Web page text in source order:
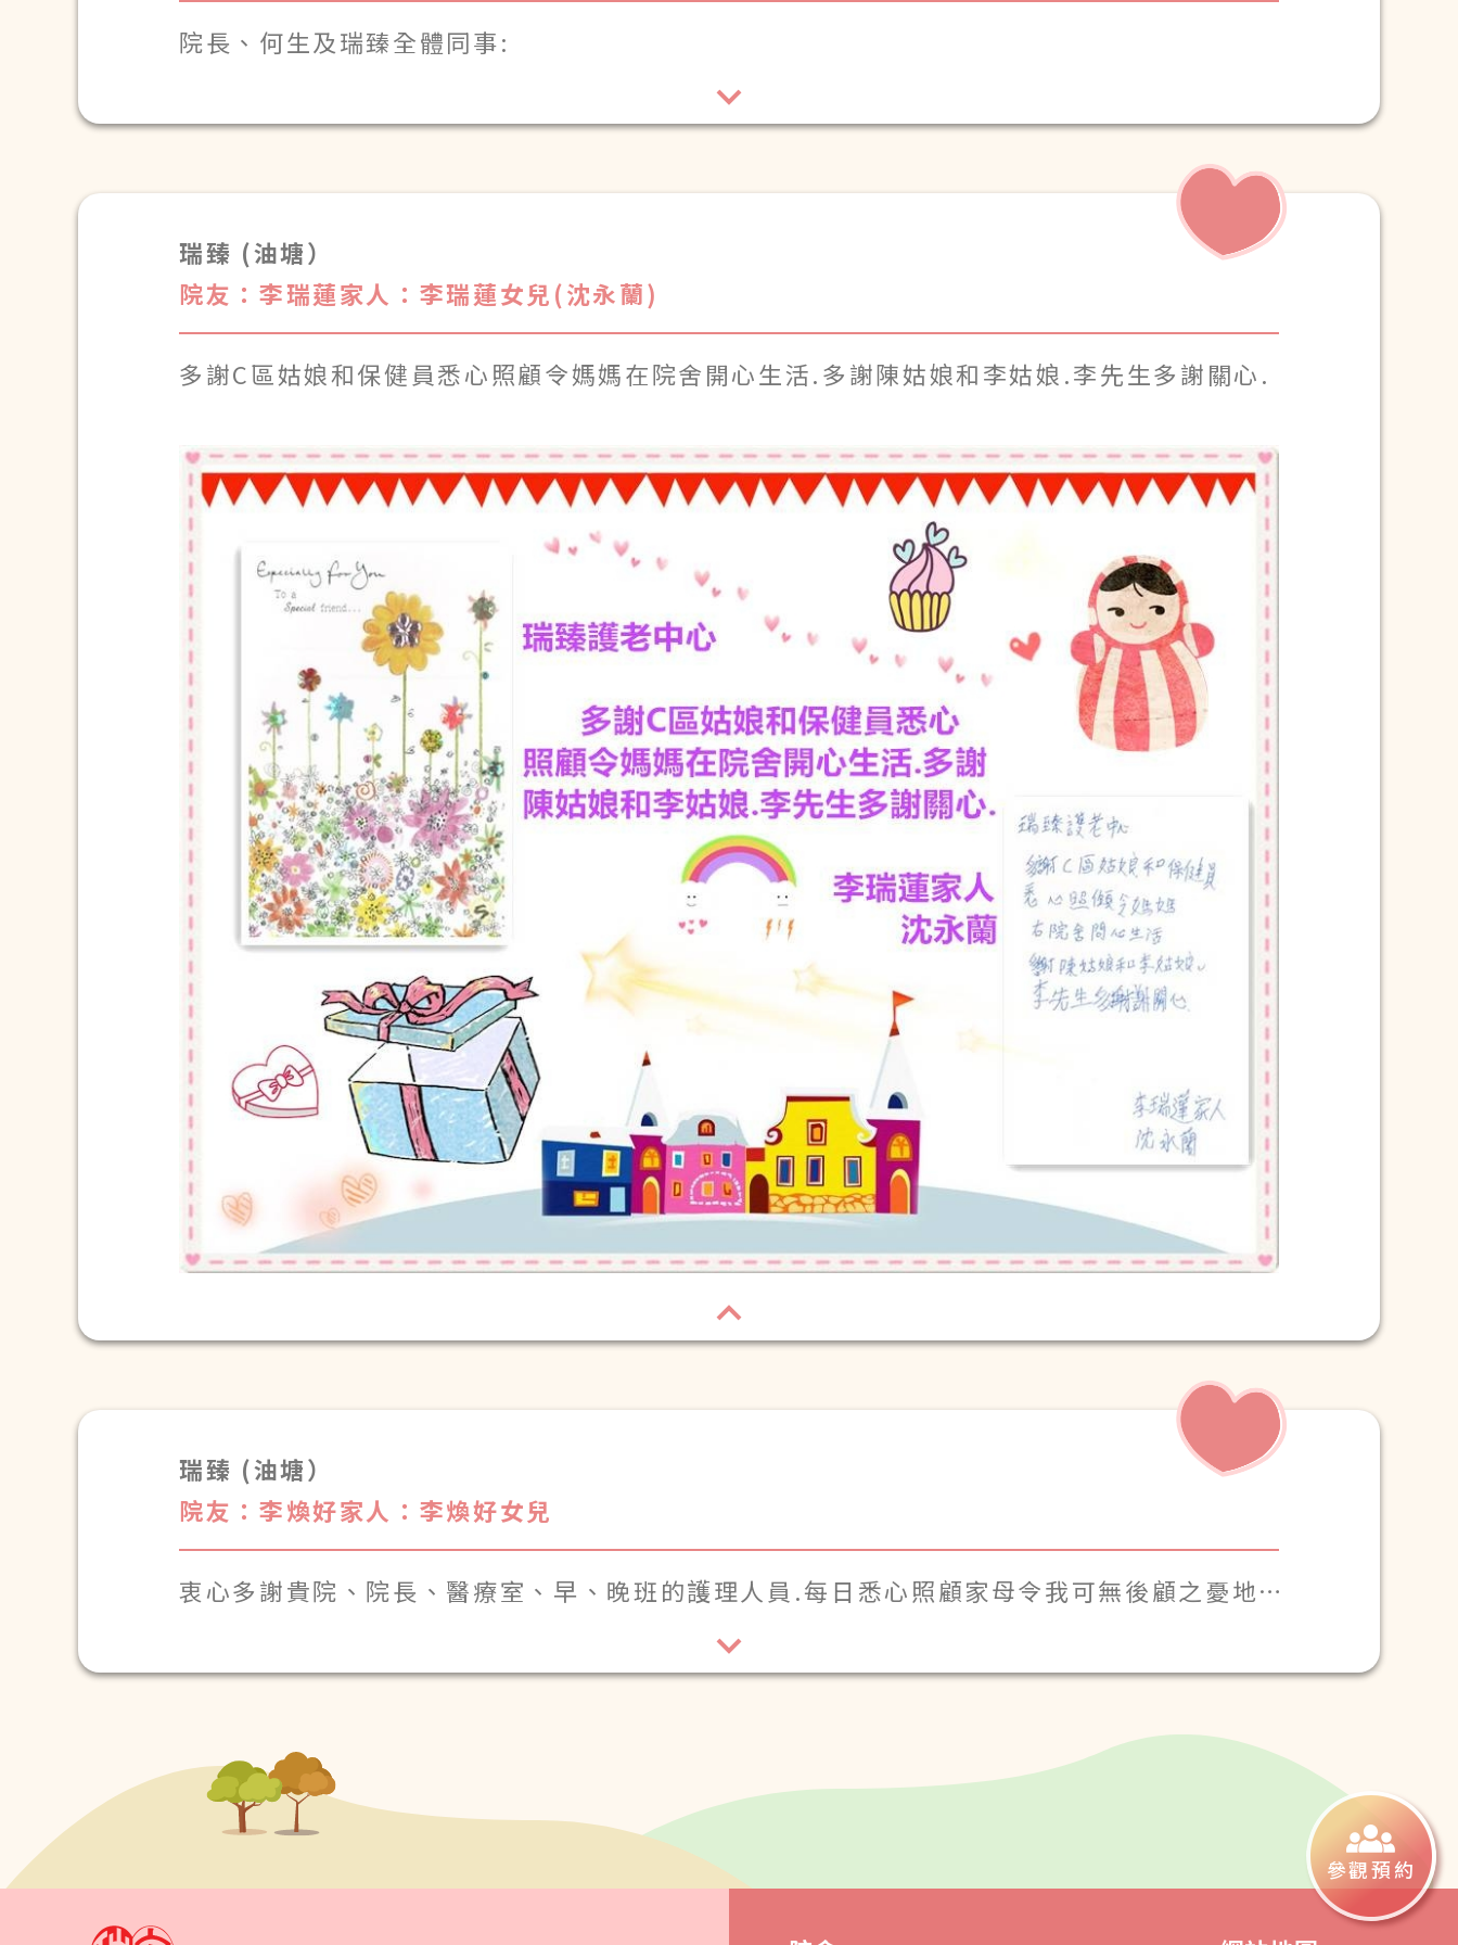
院長、何生及瑞臻全體同事:
媽媽入住院舍剛剛一年,衷心感謝你們對媽媽的悉心照顧和關懷.
B15新嬌家人敬上
2025/9
瑞臻 (油塘）
院友：李瑞蓮家人：李瑞蓮女兒(沈永蘭)
多謝C區姑娘和保健員悉心照顧令媽媽在院舍開心生活.多謝陳姑娘和李姑娘.李先生多謝關心.
瑞臻 (油塘）
院友：李煥好家人：李煥好女兒
衷心多謝貴院、院長、醫療室、早、晚班的護理人員.每日悉心照顧家母令我可無後顧之憂地
參觀預約